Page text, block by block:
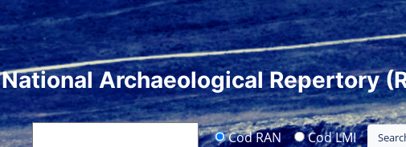
National Archaeological Repertory
Cod RAN Cod LMI